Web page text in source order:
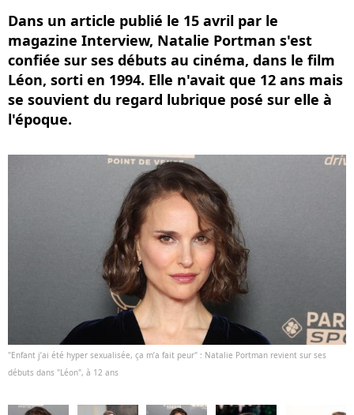
Dans un article publié le 15 avril par le
magazine Interview, Natalie Portman s'est
confiée sur ses débuts au cinéma, dans le film
Léon, sorti en 1994. Elle n'avait que 12 ans mais
se souvient du regard lubrique posé sur elle à
l'époque.
"Enfant j’ai été hyper sexualisée, ça m’a fait peur" : Natalie Portman revient sur ses
débuts dans "Léon", à 12 ans